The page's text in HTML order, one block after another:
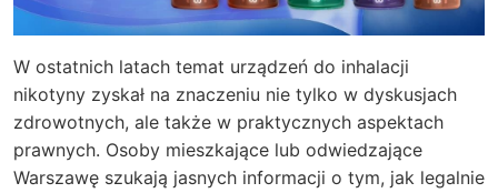
W ostatnich latach temat urządzeń do inhalacji
nikotyny zyskał na znaczeniu nie tylko w dyskusjach
zdrowotnych, ale także w praktycznych aspektach
prawnych. Osoby mieszkające lub odwiedzające
Warszawę szukają jasnych informacji o tym, jak legalnie